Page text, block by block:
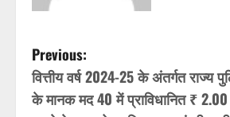
P
o
Previous:
वित्तीय वर्ष 2024-25 के अंतर्गत
के मानक मद 40 में प्राविधानित ₹